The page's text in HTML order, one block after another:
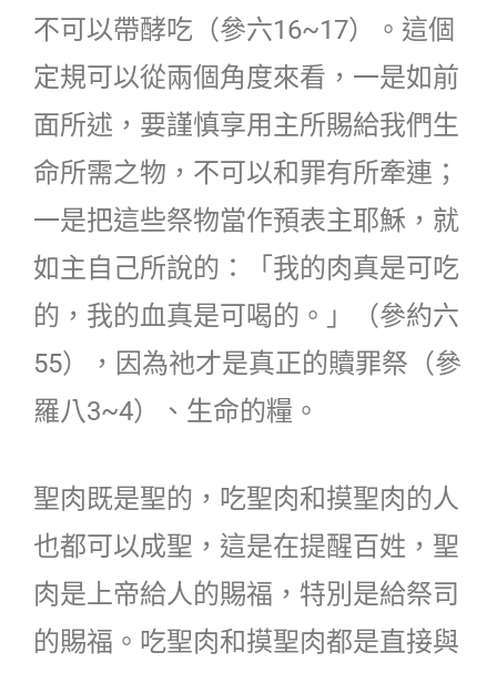
不可以帶酵吃（參六16~17）。這個
定規可以從兩個角度來看，一是如前
面所述，要謹慎享用主所賜給我們生
命所需之物，不可以和罪有所牽連；
一是把這些祭物當作預表主耶穌，就
如主自己所說的：「我的肉真是可吃
的，我的血真是可喝的。」（參約六
55），因為祂才是真正的贖罪祭（參
羅八3~4）、生命的糧。
聖肉既是聖的，吃聖肉和摸聖肉的人
也都可以成聖，這是在提醒百姓，聖
肉是上帝給人的賜福，特別是給祭司
的賜福。吃聖肉和摸聖肉都是直接與